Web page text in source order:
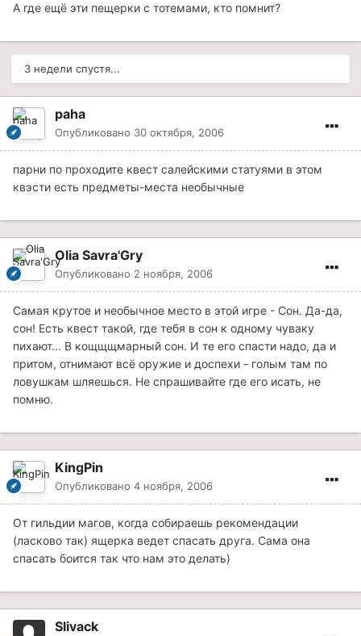
А где ещё эти пещерки с тотемами, кто помнит?
3 недели спустя...
paha
Опубликовано 30 октября, 2006
парни по проходите квест салейскими статуями в этом
квэсти есть предметы-места необычные
Olia Savra'Gry
Опубликовано 2 ноября, 2006
Самая крутое и необычное место в этой игре - Сон. Да-да,
сон! Есть квест такой, где тебя в сон к одному чуваку
пихают... В кощщщмарный сон. И те его спасти надо, да и
притом, отнимают всё оружие и доспехи - голым там по
ловушкам шляешься. Не спрашивайте где его исать, не
помню.
KingPin
Опубликовано 4 ноября, 2006
От гильдии магов, когда собираешь рекомендации
(ласково так) ящерка ведет спасать друга. Сама она
спасать боится так что нам это делать)
Slivack